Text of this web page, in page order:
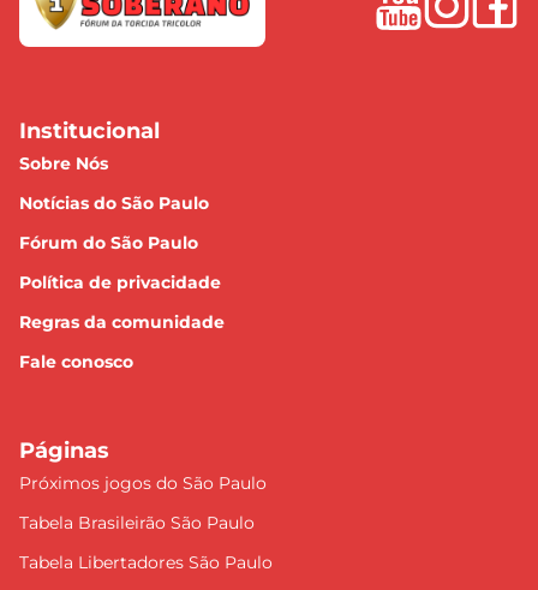
Institucional
Sobre Nós
Notícias do São Paulo
Fórum do São Paulo
Política de privacidade
Regras da comunidade
Fale conosco
Páginas
Próximos jogos do São Paulo
Tabela Brasileirão São Paulo
Tabela Libertadores São Paulo